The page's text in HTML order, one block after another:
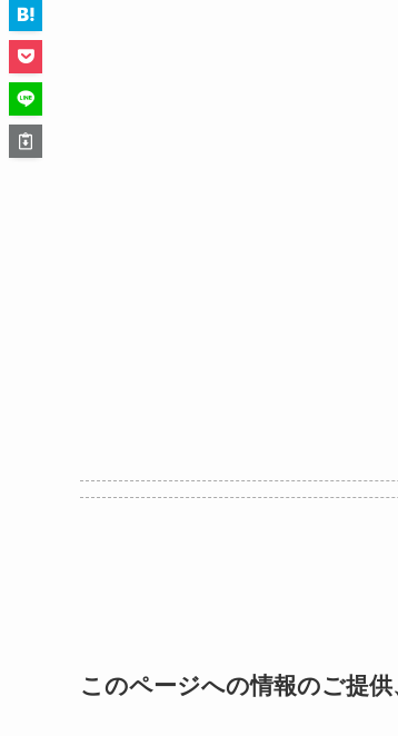
このページへの情報のご提